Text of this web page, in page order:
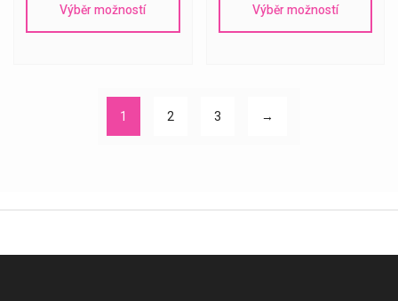
Výběr možností Výběr možností
1 2 3 →